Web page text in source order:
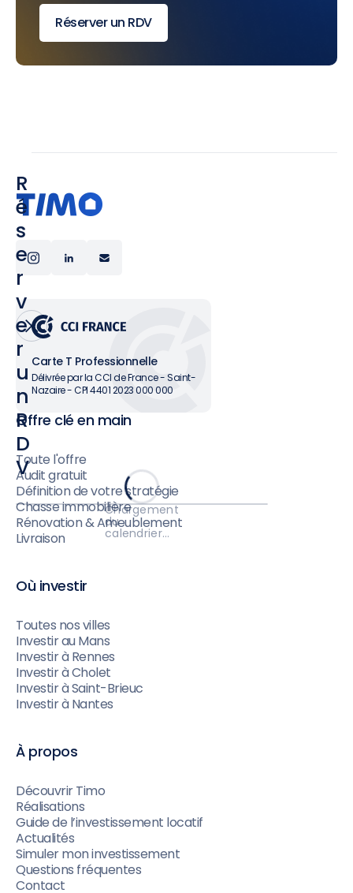
Réserver un RDV
R
é
s
e
r
v
e
r
u
n
R
D
V
Chargement
du
calendrier…
Carte T Professionnelle
Délivrée par la CCI de France - Saint-
Nazaire - CPI 4401 2023 000 000
Offre clé en main
Toute l'offre
Audit gratuit
Définition de votre stratégie
Chasse immobilière
Rénovation & Ameublement
Livraison
Où investir
Toutes nos villes
Investir au Mans
Investir à Rennes
Investir à Cholet
Investir à Saint-Brieuc
Investir à Nantes
À propos
Découvrir Timo
Réalisations
Guide de l’investissement locatif
Actualités
Simuler mon investissement
Questions fréquentes
Contact